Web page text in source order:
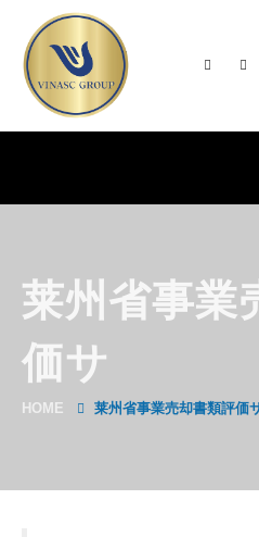
莱州省事業
価サ
HOME 莱州省事業売却書類評価